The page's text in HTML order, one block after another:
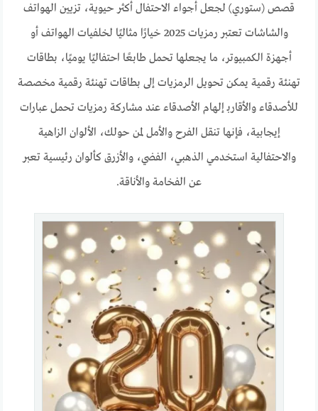
قصص (ستوري) لجعل أجواء الاحتفال أكثر حيوية، تزيين الهواتف
والشاشات تعتبر رمزيات 2025 خيارًا مثاليًا لخلفيات الهواتف أو
أجهزة الكمبيوتر، ما يجعلها تحمل طابعًا احتفاليًا يوميًا، بطاقات
تهنئة رقمية يمكن تحويل الرمزيات إلى بطاقات تهنئة رقمية مخصصة
للأصدقاء والأقاربـ إلهام الأصدقاء عند مشاركة رمزيات تحمل عبارات
إيجابية، فإنها تنقل الفرح والأمل لمن حولك، الألوان الزاهية
والاحتفالية استخدمي الذهبي، الفضي، والأزرق كألوان رئيسية تعبر
عن الفخامة والأناقة.